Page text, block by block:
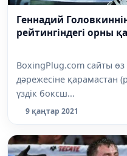
Геннадий
рейтингіндегі орны
BoxingPlug.com сайты
дәрежесіне қарамастан
үздік боксш...
9 қаңтар 2021